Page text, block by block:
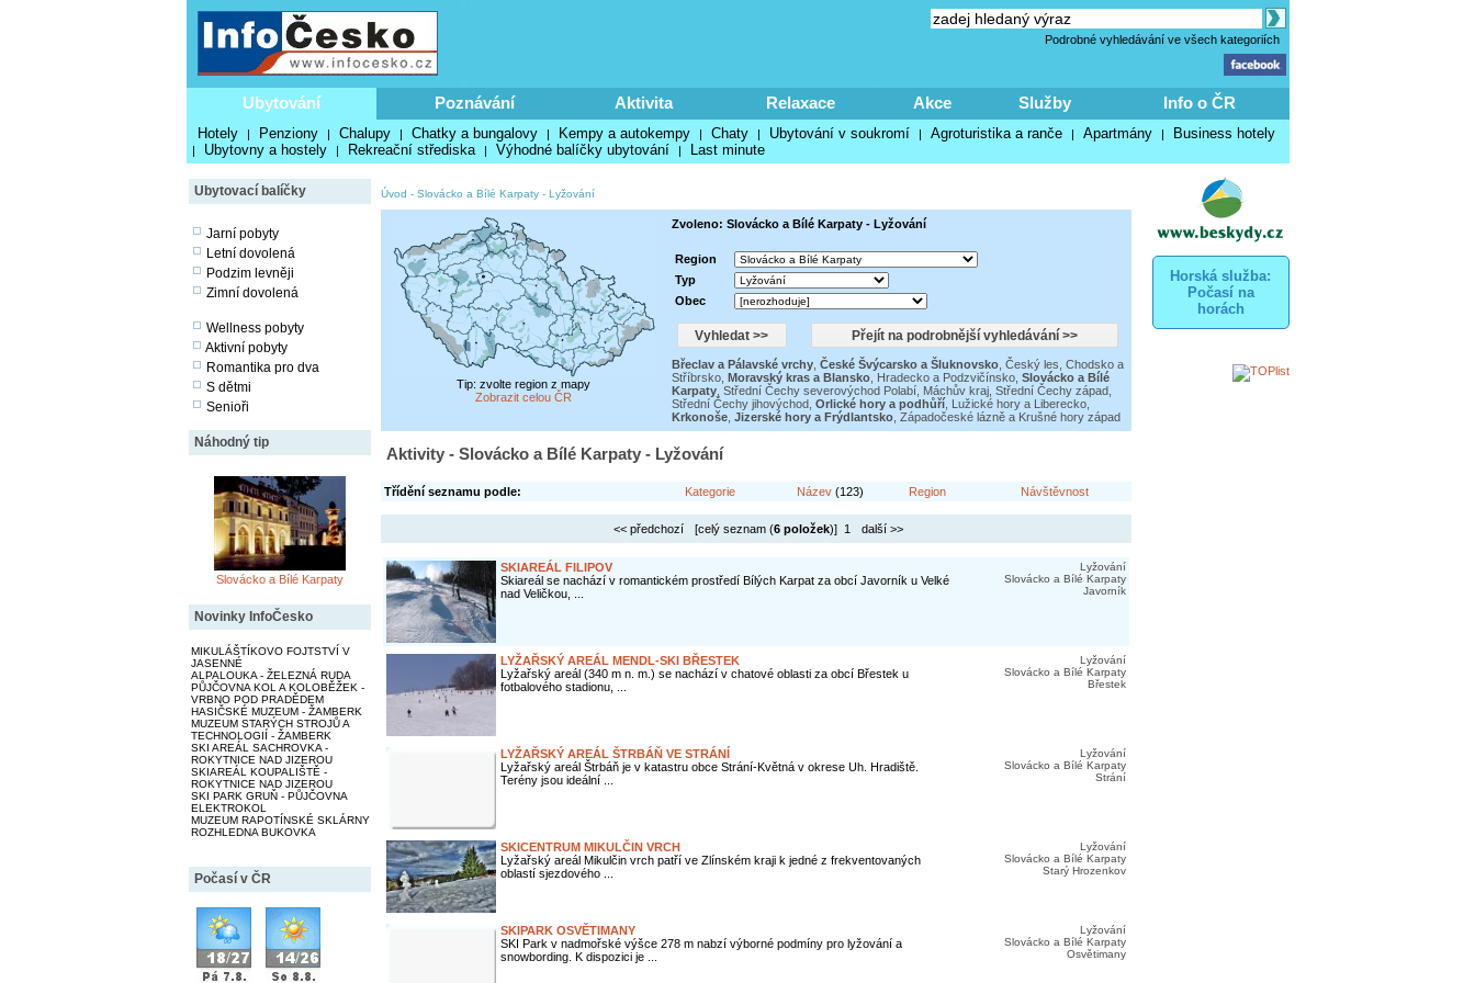
Podrobné vyhledávání ve všech kategoriích
Ubytování Poznávání Aktivita Relaxace Akce Služby Info o ČR
Hotely | Penziony | Chalupy | Chatky a bungalovy | Kempy a autokempy | Chaty | Ubytování v soukromí | Agroturistika a ranče | Apartmány | Business hotely
| Ubytovny a hostely | Rekreační střediska | Výhodné balíčky ubytování | Last minute
Ubytovací balíčky
Jarní pobyty
Letní dovolená
Podzim levněji
Zimní dovolená
Wellness pobyty
Aktivní pobyty
Romantika pro dva
S dětmi
Senioři
Náhodný tip
Slovácko a Bílé Karpaty
Novinky InfoČesko
MIKULÁŠTÍKOVO FOJTSTVÍ V
JASENNÉ
ALPALOUKA - ŽELEZNÁ RUDA
PŮJČOVNA KOL A KOLOBĚŽEK -
VRBNO POD PRADĚDEM
HASIČSKÉ MUZEUM - ŽAMBERK
MUZEUM STARÝCH STROJŮ A
TECHNOLOGIÍ - ŽAMBERK
SKI AREÁL SACHROVKA -
ROKYTNICE NAD JIZEROU
SKIAREÁL KOUPALIŠTĚ -
ROKYTNICE NAD JIZEROU
SKI PARK GRUŇ - PŮJČOVNA
ELEKTROKOL
MUZEUM RAPOTÍNSKÉ SKLÁRNY
ROZHLEDNA BUKOVKA
Počasí v ČR
Horská služba:
Počasí na
horách
Úvod - Slovácko a Bílé Karpaty- Lyžování
Tip: zvolte region z mapy
Zobrazit celou ČR
Zvoleno: Slovácko a Bílé Karpaty - Lyžování
Region
Typ
Obec
Břeclav a Pálavské vrchy, České Švýcarsko a Šluknovsko, Český les, Chodsko a
Stříbrsko, Moravský kras a Blansko, Hradecko a Podzvičínsko, Slovácko a Bílé
Karpaty, Střední Čechy severovýchod Polabí, Máchův kraj, Střední Čechy západ,
Střední Čechy jihovýchod, Orlické hory a podhůří, Lužické hory a Liberecko,
Krkonoše, Jizerské hory a Frýdlantsko, Západočeské lázně a Krušné hory západ
Aktivity - Slovácko a Bílé Karpaty - Lyžování
Třídění seznamu podle: Kategorie Název(123) Region Návštěvnost
<< předchozí [celý seznam (6 položek)] 1 další >>
SKIAREÁL FILIPOV
Skiareál se nachází v romantickém prostředí Bílých Karpat za obcí Javorník u Velké
nad Veličkou, ...
Lyžování
Slovácko a Bílé Karpaty
Javorník
LYŽAŘSKÝ AREÁL MENDL-SKI BŘESTEK
Lyžařský areál (340 m n. m.) se nachází v chatové oblasti za obcí Břestek u
fotbalového stadionu, ...
Lyžování
Slovácko a Bílé Karpaty
Břestek
LYŽAŘSKÝ AREÁL ŠTRBÁŇ VE STRÁNÍ
Lyžařský areál Štrbáň je v katastru obce Strání-Květná v okrese Uh. Hradiště.
Terény jsou ideální ...
Lyžování
Slovácko a Bílé Karpaty
Strání
SKICENTRUM MIKULČIN VRCH
Lyžařský areál Mikulčin vrch patří ve Zlínském kraji k jedné z frekventovaných
oblastí sjezdového ...
Lyžování
Slovácko a Bílé Karpaty
Starý Hrozenkov
SKIPARK OSVĚTIMANY
SKI Park v nadmořské výšce 278 m nabzí výborné podmíny pro lyžování a
snowbording. K dispozici je ...
Lyžování
Slovácko a Bílé Karpaty
Osvětimany